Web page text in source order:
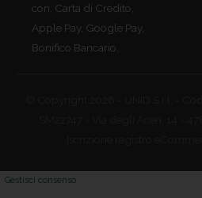
con: Carta di Credito,
Apple Pay, Google Pay,
Bonifico Bancario.
Gestisci consenso